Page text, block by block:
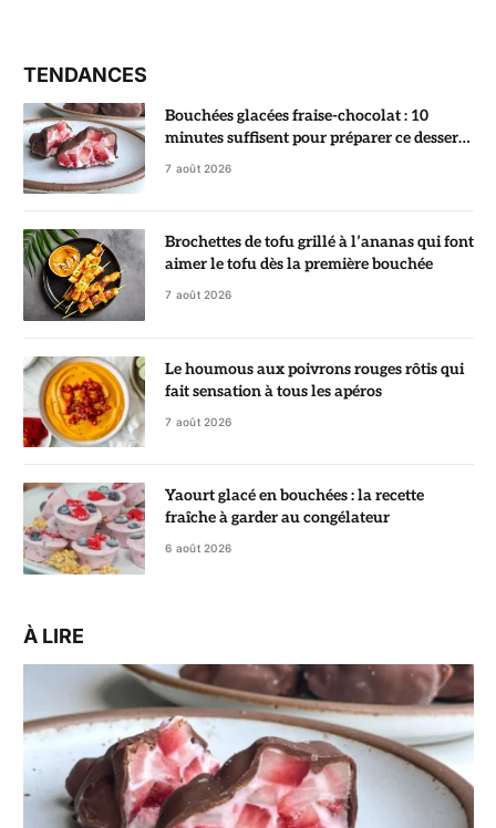
TENDANCES
Bouchées glacées fraise-chocolat : 10
minutes suffisent pour préparer ce dessert
ultra gourmand
7 août 2026
Brochettes de tofu grillé à l’ananas qui font
aimer le tofu dès la première bouchée
7 août 2026
Le houmous aux poivrons rouges rôtis qui
fait sensation à tous les apéros
7 août 2026
Yaourt glacé en bouchées : la recette
fraîche à garder au congélateur
6 août 2026
À LIRE